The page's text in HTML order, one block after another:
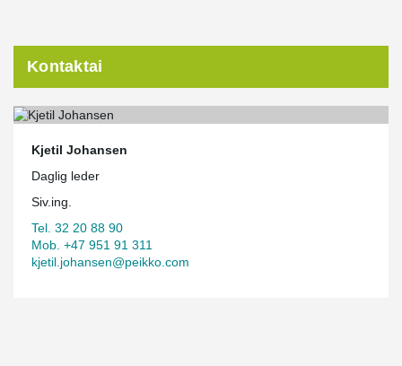
Kontaktai
Kjetil Johansen
Daglig leder
Siv.ing.
Tel. 32 20 88 90
Mob. +47 951 91 311
kjetil.johansen@peikko.com